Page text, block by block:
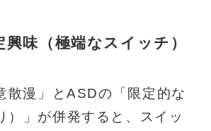
味（極端なスイッチ）
散漫」とASDの「限定的な
）」が併発すると、スイッ